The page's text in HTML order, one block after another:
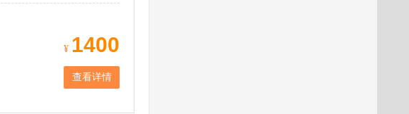
¥ 1400
查看详情